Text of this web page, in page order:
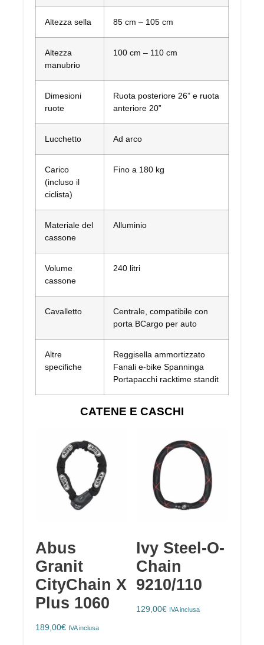
Altezza sella 85 cm – 105 cm
Altezza
manubrio
100 cm – 110 cm
Dimesioni
ruote
Ruota posteriore 26” e ruota
anteriore 20”
Lucchetto Ad arco
Carico
(incluso il
ciclista)
Fino a 180 kg
Materiale del
cassone
Alluminio
Volume
cassone
240 litri
Cavalletto
Centrale, compatibile con
porta BCargo per auto
Altre
specifiche
Reggisella ammortizzato
Fanali e-bike Spanninga
Portapacchi racktime standit
CATENE E CASCHI
Abus
Granit
CityChain X
Plus 1060
189,00€ IVA inclusa
Ivy Steel-O-
Chain
9210/110
129,00€ IVA inclusa